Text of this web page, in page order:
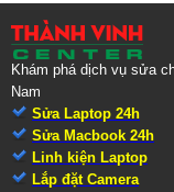
Khám phá dịch vụ sửa
Nam
Sửa Laptop 24h
Sửa Macbook 24h
Linh kiện Laptop
Lắp đặt Camera